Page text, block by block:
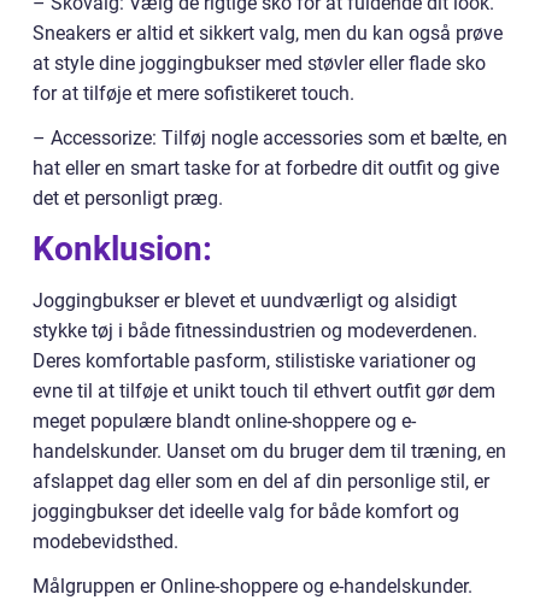
Sneakers er altid et sikkert valg, men du kan også prøve
at style dine joggingbukser med støvler eller flade sko
for at tilføje et mere sofistikeret touch.
– Accessorize: Tilføj nogle accessories som et bælte, en
hat eller en smart taske for at forbedre dit outfit og give
det et personligt præg.
Konklusion:
Joggingbukser er blevet et uundværligt og alsidigt
stykke tøj i både fitnessindustrien og modeverdenen.
Deres komfortable pasform, stilistiske variationer og
evne til at tilføje et unikt touch til ethvert outfit gør dem
meget populære blandt online-shoppere og e-
handelskunder. Uanset om du bruger dem til træning, en
afslappet dag eller som en del af din personlige stil, er
joggingbukser det ideelle valg for både komfort og
modebevidsthed.
Målgruppen er Online-shoppere og e-handelskunder.